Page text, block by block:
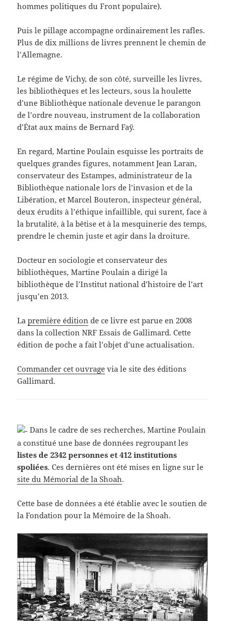
hommes politiques du Front populaire).
Puis le pillage accompagne ordinairement les rafles.
Plus de dix millions de livres prennent le chemin de
l’Allemagne.
Le régime de Vichy, de son côté, surveille les livres,
les bibliothèques et les lecteurs, sous la houlette
d’une Bibliothèque nationale devenue le parangon
de l’ordre nouveau, instrument de la collaboration
d’État aux mains de Bernard Faÿ.
En regard, Martine Poulain esquisse les portraits de
quelques grandes figures, notamment Jean Laran,
conservateur des Estampes, administrateur de la
Bibliothèque nationale lors de l’invasion et de la
Libération, et Marcel Bouteron, inspecteur général,
deux érudits à l’éthique infaillible, qui surent, face à
la brutalité, à la bêtise et à la mesquinerie des temps,
prendre le chemin juste et agir dans la droiture.
Docteur en sociologie et conservateur des
bibliothèques, Martine Poulain a dirigé la
bibliothèque de l’Institut national d’histoire de l’art
jusqu’en 2013.
Lapremière édition de ce livre est parue en 2008
dans la collection NRF Essais de Gallimard. Cette
édition de poche a fait l’objet d’une actualisation.
Commander cet ouvrage via le site des éditions
Gallimard.
Dans le cadre de ses recherches, Martine Poulain
a constitué une base de données regroupant les
listes de 2342 personnes et 412 institutions
spoliées. Ces dernières ont été mises en ligne sur le
site du Mémorial de la Shoah.
Cette base de données a été établie avec le soutien de
la Fondation pour la Mémoire de la Shoah.